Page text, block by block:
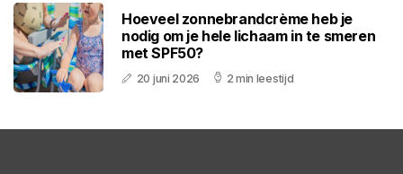
Hoeveel zonnebrandcrème heb je
nodig om je hele lichaam in te smeren
met SPF50?
20 juni 2026 2 min leestijd